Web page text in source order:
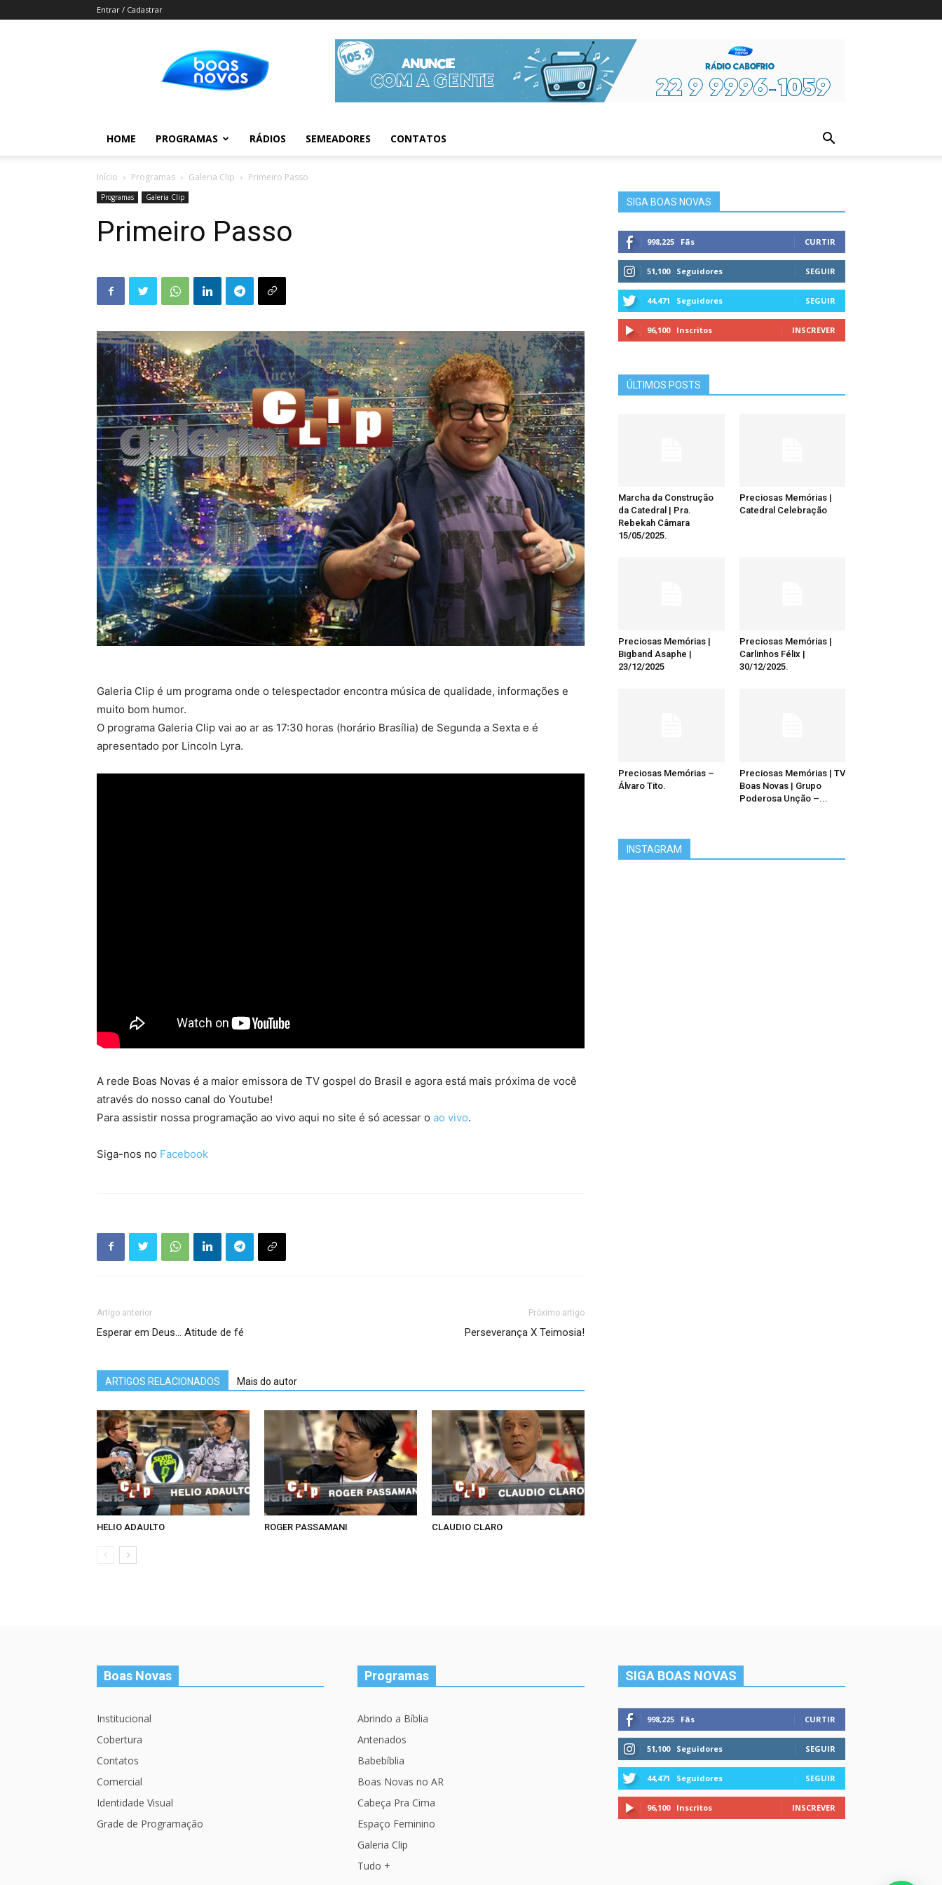
Entrar / Cadastrar
Novas
Informações da Figura
HOME PROGRAMAS RÁDIOS SEMEADORES CONTATOS
Início Programas Galeria Clip Primeiro Passo
Programas Galeria Clip
Primeiro Passo
Galeria Clip é um programa onde o telespectador encontra música de qualidade, informações e
muito bom humor.
O programa Galeria Clip vai ao ar as 17:30 horas (horário Brasília) de Segunda a Sexta e é
apresentado por Lincoln Lyra.
A rede Boas Novas é a maior emissora de TV gospel do Brasil e agora está mais próxima de você
através do nosso canal do Youtube!
Para assistir nossa programação ao vivo aqui no site é só acessar o ao vivo.
Siga-nos no Facebook
Artigo anterior
Esperar em Deus… Atitude de fé
Próximo artigo
Perseverança X Teimosia!
ARTIGOS RELACIONADOS Mais do autor
HELIO ADAULTO ROGER PASSAMANI CLAUDIO CLARO
SIGA BOAS NOVAS
998,225 Fãs CURTIR
51,100 Seguidores SEGUIR
44,471 Seguidores SEGUIR
96,100 Inscritos INSCREVER
ÚLTIMOS POSTS
Marcha da Construção
da Catedral | Pra.
Rebekah Câmara
15/05/2025.
Preciosas Memórias |
Catedral Celebração
Preciosas Memórias |
Bigband Asaphe |
23/12/2025
Preciosas Memórias |
Carlinhos Félix |
30/12/2025.
Preciosas Memórias –
Álvaro Tito.
Preciosas Memórias | TV
Boas Novas | Grupo
Poderosa Unção –...
INSTAGRAM
Boas Novas
Institucional
Cobertura
Contatos
Comercial
Identidade Visual
Grade de Programação
Programas
Abrindo a Bíblia
Antenados
Babebíblia
Boas Novas no AR
Cabeça Pra Cima
Espaço Feminino
Galeria Clip
Tudo +
SIGA BOAS NOVAS
998,225 Fãs CURTIR
51,100 Seguidores SEGUIR
44,471 Seguidores SEGUIR
96,100 Inscritos INSCREVER